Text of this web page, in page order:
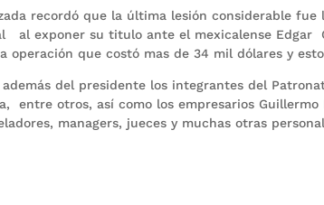
recordó que la última lesión considerable fue
al exponer su titulo ante el mexicalense Edgar
operación que costó mas de 34 mil dólares y
del presidente los integrantes del
entre otros, así como los empresarios
managers, jueces y muchas otras